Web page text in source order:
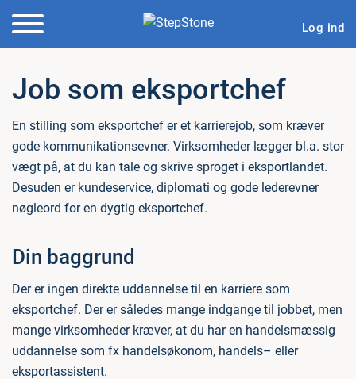
Log ind
Job som eksportchef
En stilling som eksportchef er et karrierejob, som kræver
gode kommunikationsevner. Virksomheder lægger bl.a. stor
vægt på, at du kan tale og skrive sproget i eksportlandet.
Desuden er kundeservice, diplomati og gode lederevner
nøgleord for en dygtig eksportchef.
Din baggrund
Der er ingen direkte uddannelse til en karriere som
eksportchef. Der er således mange indgange til jobbet, men
mange virksomheder kræver, at du har en handelsmæssig
uddannelse som fx handelsøkonom, handels– eller
eksportassistent.